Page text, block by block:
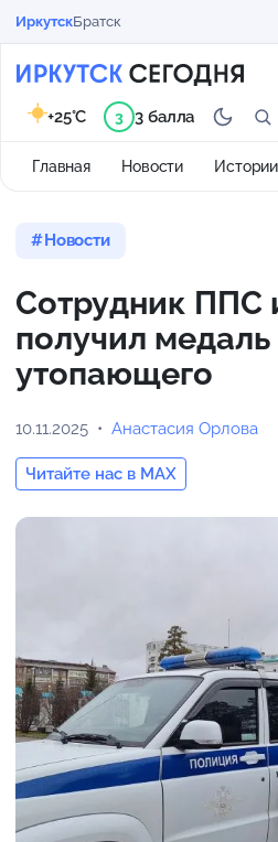
ИркутскБратск
Главная Новости Истории
+25°C 3 3 балла
Новости
Сотрудник ППС
получил медаль
утопающего
10.11.2025 Анастасия Орлова
Читайте нас в MAX